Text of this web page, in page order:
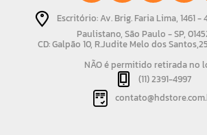
Escritório: Av. Brig. Faria Lima, 1461
Paulistano, São Paulo - SP,
CD: Galpão 10, R.Judite Melo dos
NÃO é permitido retirada no
(11) 2391-4997